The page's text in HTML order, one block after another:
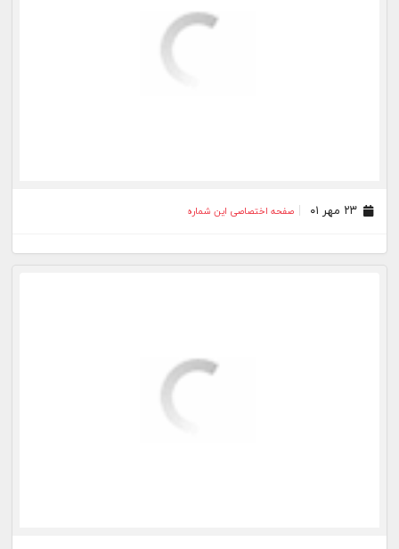
۲۳ مهر ۰۱ صفحه اختصاصی این شماره